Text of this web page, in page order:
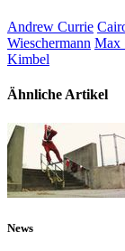
Andrew Currie
Wieschermann Max
Kimbel
Ähnliche Artikel
News